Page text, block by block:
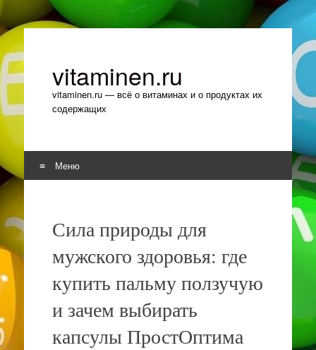
vitaminen.ru
vitaminen.ru — всё о витаминах и о продуктах их
содержащих
Меню
Сила природы для
мужского здоровья: где
купить пальму ползучую
и зачем выбирать
капсулы ПростОптима